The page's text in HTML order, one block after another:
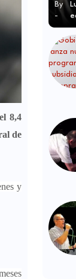
8,4
de
y
By
-